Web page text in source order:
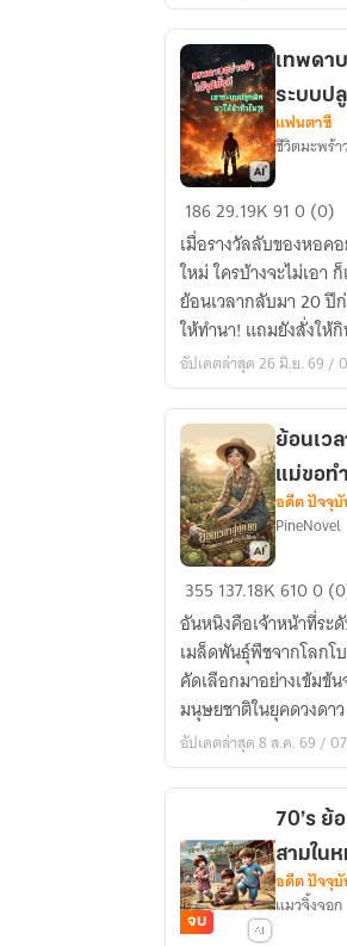
(อ่าน
ฟรี
จน
จบ
ก่อน
ติด
เหรียญ)
เทพดา
บอ
ย่าง
ข้า
ได้
จุติ
ทั้งที
เอา
ระบบ
ปลูก
ผัก
มา
ให้
ข้า
ทำไม?!
เทพดา
ระบบป
แฟนตาซี
ชีวิตมะพร้า
18629.19K910 (0)
เมื่อรางวัลลับของหอค
ใหม่ ใครบ้างจะไม่เอา
ย้อนเวลากลับมา 20
ให้ทำนา! แถมยังสั่งให้
อัปเดตล่าสุด 26 มิ.ย. 69 /
ย้อน
เวลา
สู่
ยุค
80:นัก
วิจัย
ตัว
แม่
ทำ
สวน
รับ
ใช้
ย้อนเว
แม่ขอท
อดีต ปัจจุ
PineNovel
355 137.18K6100
อันหนิงคือเจ้าหน้าที่ระ
เมล็ดพันธุ์พืชจากโลก
คัดเลือกมาอย่างเข้มข้
มนุษยชาติในยุคดวงดาว
อัปเดตล่าสุด 8 ส.ค. 69 /
จบ
70’s ย้
สามใน
อดีต ปัจจุ
แมวจิ้งจอก